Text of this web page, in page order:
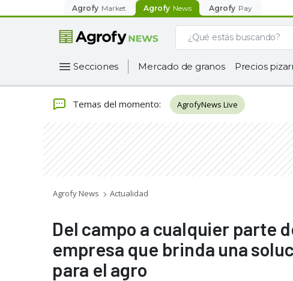
Agrofy Market Agrofy News Agrofy Pay
Secciones Mercado de granos Precios
Temas del momento: AgrofyNews Live
Agrofy News Actualidad
Del campo a cualquier parte
empresa que brinda una
para el agro